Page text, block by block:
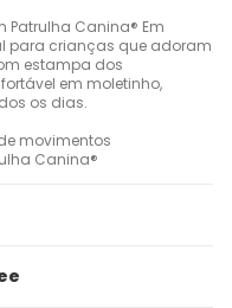
Patrulha Canina® Em
para crianças que adoram
estampa dos
em moletinho,
os dias.
movimentos
Canina®